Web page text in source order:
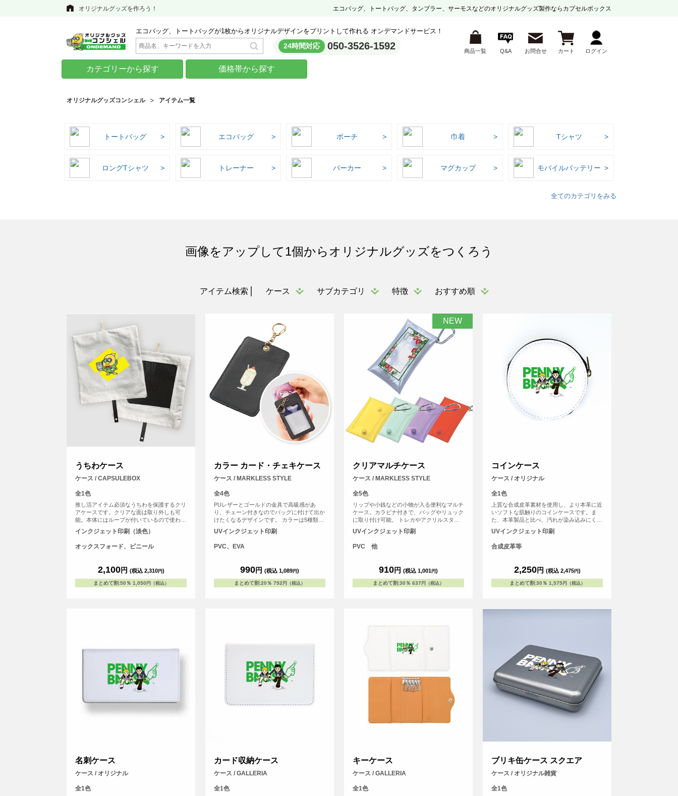
オリジナルグッズを作ろう！ エコバッグ、トートバッグ、タンブラー、サーモスなどのオリジナルグッズ製作ならカプセルボックス
エコバッグ、トートバッグが1枚からオリジナルデザインをプリントして作れる オンデマンドサービス！
24時間対応 050-3526-1592 商品一覧 Q&A お問合せ カート ログイン
カテゴリーから探す 価格帯から探す
オリジナルグッズコンシェル アイテム一覧
トートバッグ エコバッグ ポーチ 巾着 Tシャツ
ロングTシャツ トレーナー パーカー マグカップ モバイルバッテリー
全てのカテゴリをみる
画像をアップして1個からオリジナルグッズをつくろう
アイテム検索 ケース サブカテゴリ 特徴 おすすめ順
うちわケース
ケース / CAPSULEBOX
全1色
推し活アイテム必須なうちわを保護するクリ
アケースです。クリアな面は取り外しも可
能。本体にはループが付いているので使わな
い時には飾っておくこともできちゃいます。
うちわもケースも推しのデザイン一色に！
インクジェット印刷（淡色）
オックスフォード、ビニール
2,100円 (税込 2,310円)
まとめて割:50％ 1,050 円（税込）
カラー カード・チェキケース
ケース / MARKLESS STYLE
全4色
PUレザーとゴールドの金具で高級感があ
り、チェーン付きなのでバッグに付けて出か
けたくなるデザインです。 カラーは5種類。
好きなカラーで推し活を楽しもう。表面はク
リア素材でカードやチェキなどを入れて、裏
ます。
UVインクジェット印刷
PVC、EVA
990円 (税込 1,089 円)
まとめて割:20％ 792 円（税込）
NEW
クリアマルチケース
ケース / MARKLESS STYLE
全5色
リップや小銭などの小物が入る便利なマルチ
ケース。カラビナ付きで、バッグやリュック
に取り付け可能。 トレカやアクリルスタン
ドが入るサイズ感で、推し活グッズの持ち歩
きにピッタリです。 <br> ・トレカ収納目安
サイズ：約W63×H88（mm）程度収納可<br>
・アクスタ収納目安サイズ：約W65×H100～
UVインクジェット印刷
PVC 他
910円 (税込 1,001 円)
まとめて割:30％ 637 円（税込）
コインケース
ケース / オリジナル
全1色
上質な合成皮革素材を使用し、より本革に近
いソフトな肌触りのコインケースです。ま
た、本革製品と比べ、汚れが染み込みにくく
美しい状態を保てます。ファスナーが半分以
上開くので小銭の出し入れがし易いのもポイ
ント！ちょっとした小物入れとしてもご使用
いただけます。
UVインクジェット印刷
合成皮革等
2,250円 (税込 2,475円)
まとめて割:30％ 1,575円（税込）
名刺ケース
ケース / オリジナル
全1色
カード収納ケース
ケース / GALLERIA
全1色
キーケース
ケース / GALLERIA
全1色
ブリキ缶ケース スクエア
ケース / オリジナル雑貨
全1色